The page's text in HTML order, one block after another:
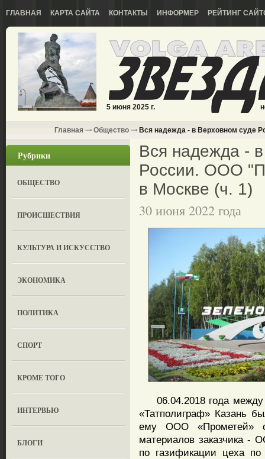
ГЛАВНАЯ КАРТА САЙТА КОНТАКТЫ ИНФОРМЕР РЕЙТИНГ
5 июня 2025 г.
Главная Общество Вся надежда - в Верховном суде
Рубрики
ОБЩЕСТВО
ПРОИСШЕСТВИЯ
КУЛЬТУРА И ИСКУССТВО
ЭКОНОМИКА
ПОЛИТИКА
СПОРТ
КРОМЕ ТОГО
ИНТЕРВЬЮ
БЛОГИ
Вся надежда -
России. ООО
в Москве (ч. 1)
30 июня 2022 года
06.04.2018 года
«Татполиграф» Казань
ему ООО «Прометей»
материалов заказчика -
по газификации цеха по